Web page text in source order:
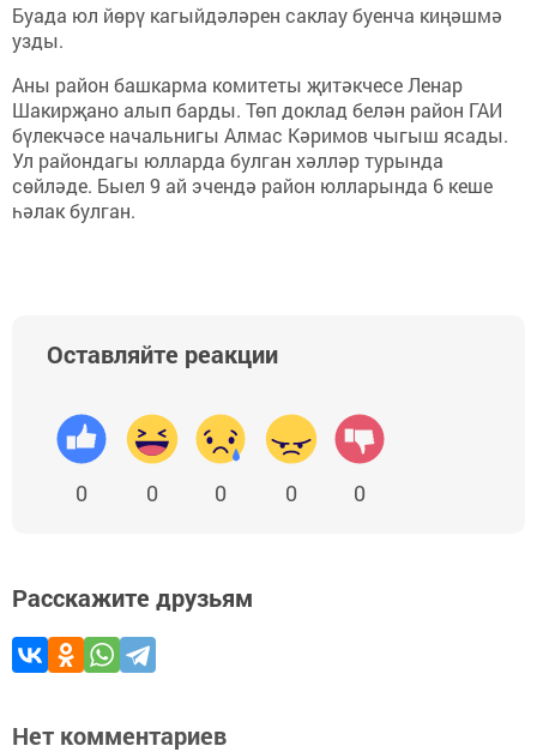
Буада юл йөрү кагыйдәләрен саклау буенча киңәшмә
узды.
Аны район башкарма комитеты җитәкчесе Ленар
Шакирҗано алып барды. Төп доклад белән район ГАИ
бүлекчәсе начальнигы Алмас Кәримов чыгыш ясады.
Ул райондагы юлларда булган хәлләр турында
сөйләде. Быел 9 ай эчендә район юлларында 6 кеше
һәлак булган.
Оставляйте реакции
0 0 0 0 0
Расскажите друзьям
Нет комментариев